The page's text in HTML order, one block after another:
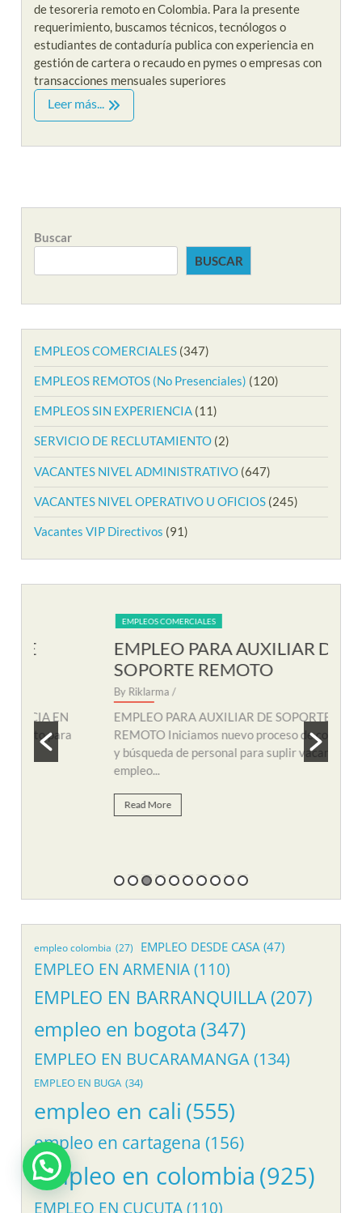
de tesoreria remoto en Colombia. Para la presente
requerimiento, buscamos técnicos, tecnólogos o
estudiantes de contaduría publica con experiencia en
gestión de cartera o recaudo en pymes o empresas con
transacciones mensuales superiores
Leer más...
Buscar
BUSCAR
EMPLEOS COMERCIALES (347)
EMPLEOS REMOTOS (No Presenciales) (120)
EMPLEOS SIN EXPERIENCIA (11)
SERVICIO DE RECLUTAMIENTO (2)
VACANTES NIVEL ADMINISTRATIVO (647)
VACANTES NIVEL OPERATIVO U OFICIOS (245)
Vacantes VIP Directivos (91)
EMPLEOS COMERCIALES
EMPLEO PARA AUXILIAR DE
SOPORTE REMOTO
EMPLEO PARA AUXILIAR DE SOPORTE
REMOTO Iniciamos nuevo proceso de consecución
y búsqueda de personal para suplir vacante de
empleo colombia (27) EMPLEO DESDE CASA (47)
EMPLEO EN ARMENIA (110)
EMPLEO EN BARRANQUILLA(207)
empleo en bogota (347)
EMPLEO EN BUCARAMANGA(134)
EMPLEO EN BUGA (34)
empleo en cali (555)
empleo en cartagena (156)
empleo en colombia (925)
EMPLEO EN CUCUTA (110)